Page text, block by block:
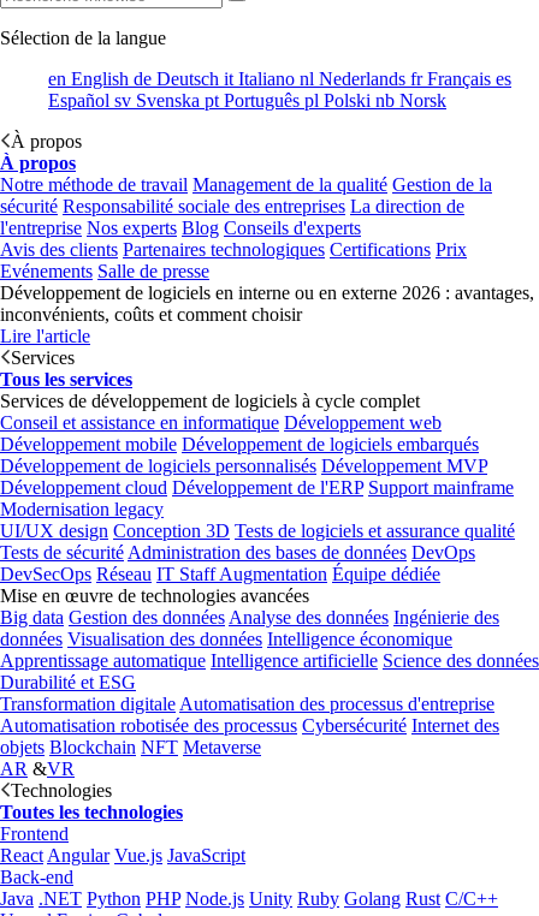
Sélection de la langue
en English de Deutsch it Italiano nl Nederlands frFrançais es
Español sv Svenska pt Português pl Polski nb Norsk
À propos
À propos
Notre méthode de travail Management de la qualité Gestion de la
sécurité Responsabilité sociale des entreprises La direction de
l'entreprise Nos experts Blog Conseils d'experts
Avis des clients Partenaires technologiques Certifications Prix
Evénements Salle de presse
Développement de logiciels en interne ou en externe 2026 : avantages,
inconvénients, coûts et comment choisir
Lire l'article
Services
Tous les services
Services de développement de logiciels à cycle complet
Conseil et assistance en informatique Développement web
Développement mobile Développement de logiciels embarqués
Développement de logiciels personnalisés Développement MVP
Développement cloud Développement de l'ERP Support mainframe
Modernisation legacy
UI/UX design Conception 3D Tests de logiciels et assurance qualité
Tests de sécurité Administration des bases de données DevOps
DevSecOps Réseau IT Staff Augmentation Équipe dédiée
Mise en œuvre de technologies avancées
Big data Gestion des données Analyse des données Ingénierie des
données Visualisation des données Intelligence économique
Apprentissage automatique Intelligence artificielle Science des données
Durabilité et ESG
Transformation digitale Automatisation des processus d'entreprise
Automatisation robotisée des processus Cybersécurité Internet des
objets Blockchain NFT Metaverse
AR &VR
Technologies
Toutes les technologies
Frontend
React Angular Vue.js JavaScript
Back-end
Java .NET Python PHP Node.js Unity Ruby Golang Rust C/C++